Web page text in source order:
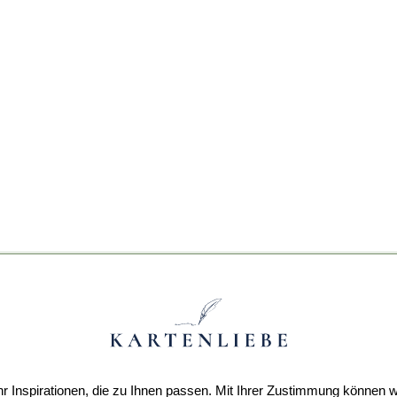
Inspirationen, die zu Ihnen passen. Mit Ihrer Zustimmung können